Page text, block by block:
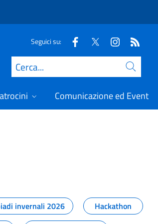
Seguici su:
Cerca
Comunicazione ed Eventi
invernali 2026
Hackathon